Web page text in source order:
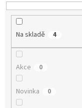
u
Na skladě 4
Akce 0
Novinka 0